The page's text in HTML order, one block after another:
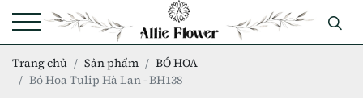
Trang chủ Sản phẩm
BÓ HOA
Bó Hoa Tulip Hà Lan - BH138